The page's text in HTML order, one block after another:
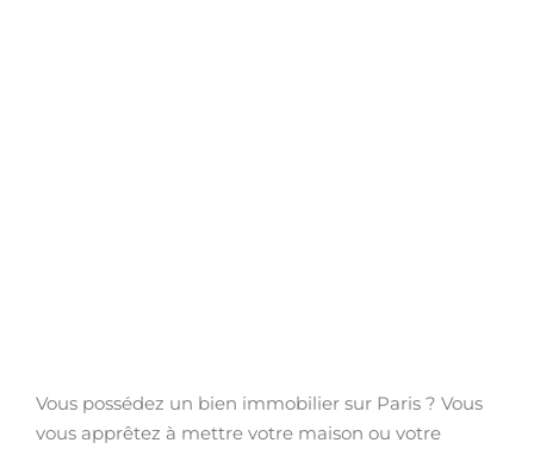
Vous possédez un bien immobilier sur Paris ? Vous
vous apprêtez à mettre votre maison ou votre